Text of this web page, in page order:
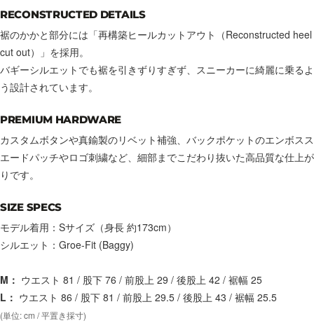
RECONSTRUCTED DETAILS
裾のかかと部分には「再構築ヒールカットアウト（Reconstructed heel
cut out）」を採用。
バギーシルエットでも裾を引きずりすぎず、スニーカーに綺麗に乗るよ
う設計されています。
PREMIUM HARDWARE
カスタムボタンや真鍮製のリベット補強、バックポケットのエンボスス
エードパッチやロゴ刺繍など、細部までこだわり抜いた高品質な仕上が
りです。
SIZE SPECS
モデル着用：Sサイズ（身長 約173cm）
シルエット：Groe-Fit (Baggy)
M： ウエスト 81 / 股下 76 / 前股上 29 / 後股上 42 / 裾幅 25
L： ウエスト 86 / 股下 81 / 前股上 29.5 / 後股上 43 / 裾幅 25.5
(単位: cm / 平置き採寸)